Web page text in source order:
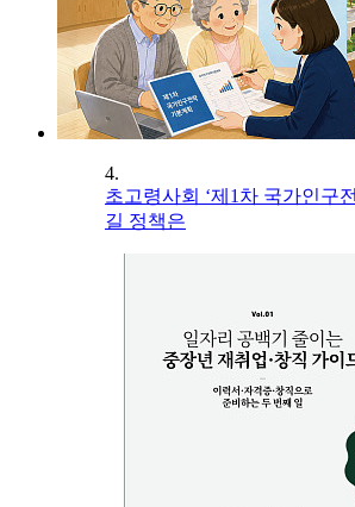
4.
초고령사회 ‘제1차 국가인구
길 정책은